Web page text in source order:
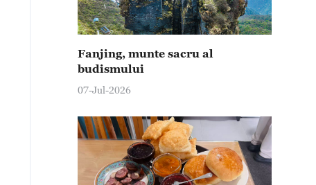
Fanjing, munte sacru al
budismului
07-Jul-2026